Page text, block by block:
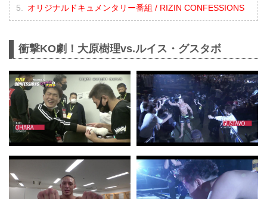
オリジナルドキュメンタリー番組 / RIZIN CONFESSIONS
衝撃KO劇！大原樹理vs.ルイス・グスタボ